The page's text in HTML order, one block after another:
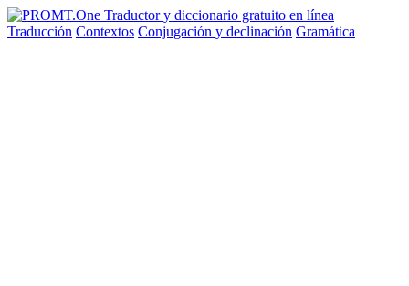
Traducción Contextos Conjugación y declinación Gramática